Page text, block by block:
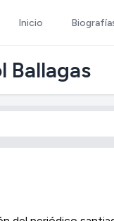
Inicio
Ballagas